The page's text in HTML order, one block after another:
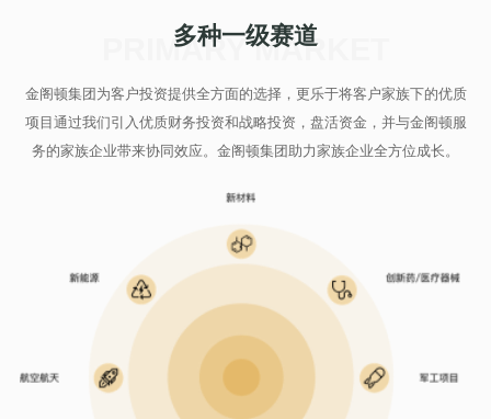
多种一级赛道
PRIMARY MARKET
金阁顿集团为客户投资提供全方面的选择，更乐于将客户家族下的优质
项目通过我们引入优质财务投资和战略投资，盘活资金，并与金阁顿服
务的家族企业带来协同效应。金阁顿集团助力家族企业全方位成长。